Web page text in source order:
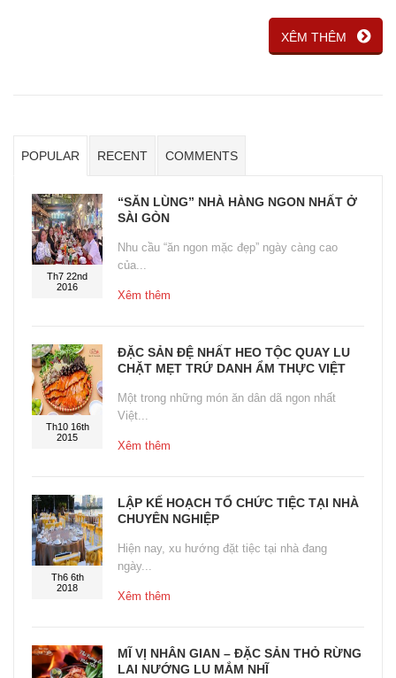
XÊM THÊM
POPULAR RECENT COMMENTS
Th7 22nd
2016
“SĂN LÙNG” NHÀ HÀNG NGON NHẤT Ở
SÀI GÒN
Nhu cầu “ăn ngon mặc đẹp” ngày càng cao
của...
Xêm thêm
Th10 16th
2015
ĐẶC SẢN ĐỆ NHẤT HEO TỘC QUAY LU
CHẶT MẸT TRỨ DANH ẨM THỰC VIỆT
Một trong những món ăn dân dã ngon nhất
Việt...
Xêm thêm
Th6 6th
2018
LẬP KẾ HOẠCH TỔ CHỨC TIỆC TẠI NHÀ
CHUYÊN NGHIỆP
Hiện nay, xu hướng đặt tiệc tại nhà đang
ngày...
Xêm thêm
MĨ VỊ NHÂN GIAN – ĐẶC SẢN THỎ RỪNG
LAI NƯỚNG LU MẮM NHĨ